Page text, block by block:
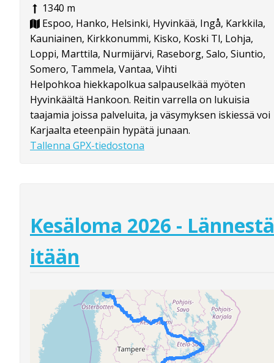
1340 m
Espoo, Hanko, Helsinki, Hyvinkää, Ingå, Karkkila,
Kauniainen, Kirkkonummi, Kisko, Koski Tl, Lohja,
Loppi, Marttila, Nurmijärvi, Raseborg, Salo, Siuntio,
Somero, Tammela, Vantaa, Vihti
Helpohkoa hiekkapolkua salpauselkää myöten
Hyvinkäältä Hankoon. Reitin varrella on lukuisia
taajamia joissa palveluita, ja väsymyksen iskiessä voi
Karjaalta eteenpäin hypätä junaan.
Tallenna GPX-tiedostona
Kesäloma 2026 - Lännestä
itään